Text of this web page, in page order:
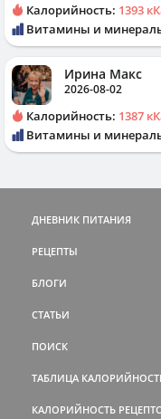
Калорийность: 1393
Витамины и
Ирина Макс
2026-08-02
Калорийность: 1387
Витамины и
ДНЕВНИК ПИТАНИЯ
РЕЦЕПТЫ
БЛОГИ
СТАТЬИ
ПОИСК
ТАБЛИЦА
КАЛОРИЙНОСТЬ